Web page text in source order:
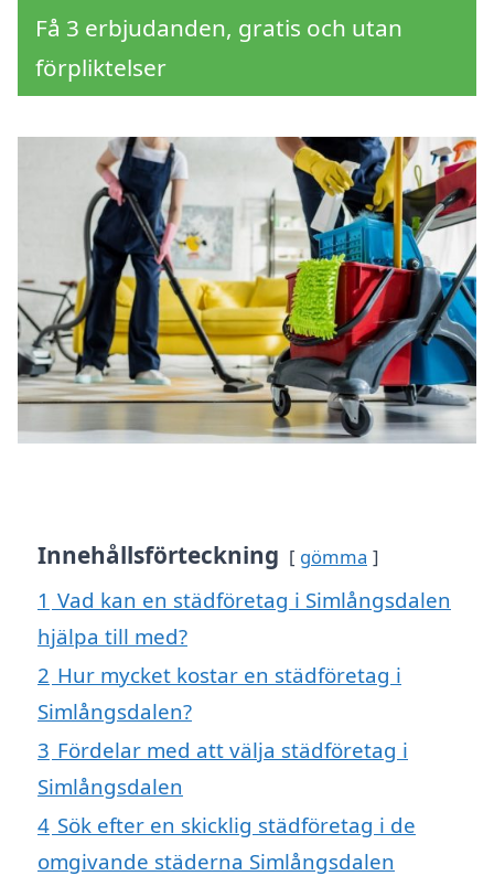
Få 3 erbjudanden, gratis och utan
förpliktelser
Innehållsförteckning gömma
1 Vad kan en städföretag i Simlångsdalen
hjälpa till med?
2 Hur mycket kostar en städföretag i
Simlångsdalen?
3 Fördelar med att välja städföretag i
Simlångsdalen
4 Sök efter en skicklig städföretag i de
omgivande städerna Simlångsdalen